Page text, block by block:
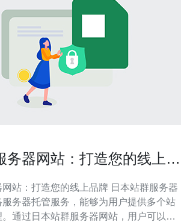
务器网站：打造您的线上品
打造您的线上品牌 日本站群服务器
服务器托管服务，能够为用户提供多个站
通过日本站群服务器网站，用户可以在